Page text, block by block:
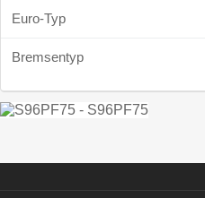
Euro-Typ
Bremsentyp